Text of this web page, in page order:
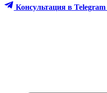
Консультация в Telegram